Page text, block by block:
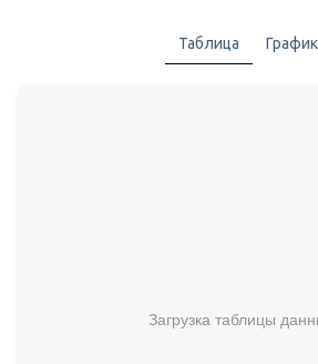
Таблица График
Загрузка таблицы